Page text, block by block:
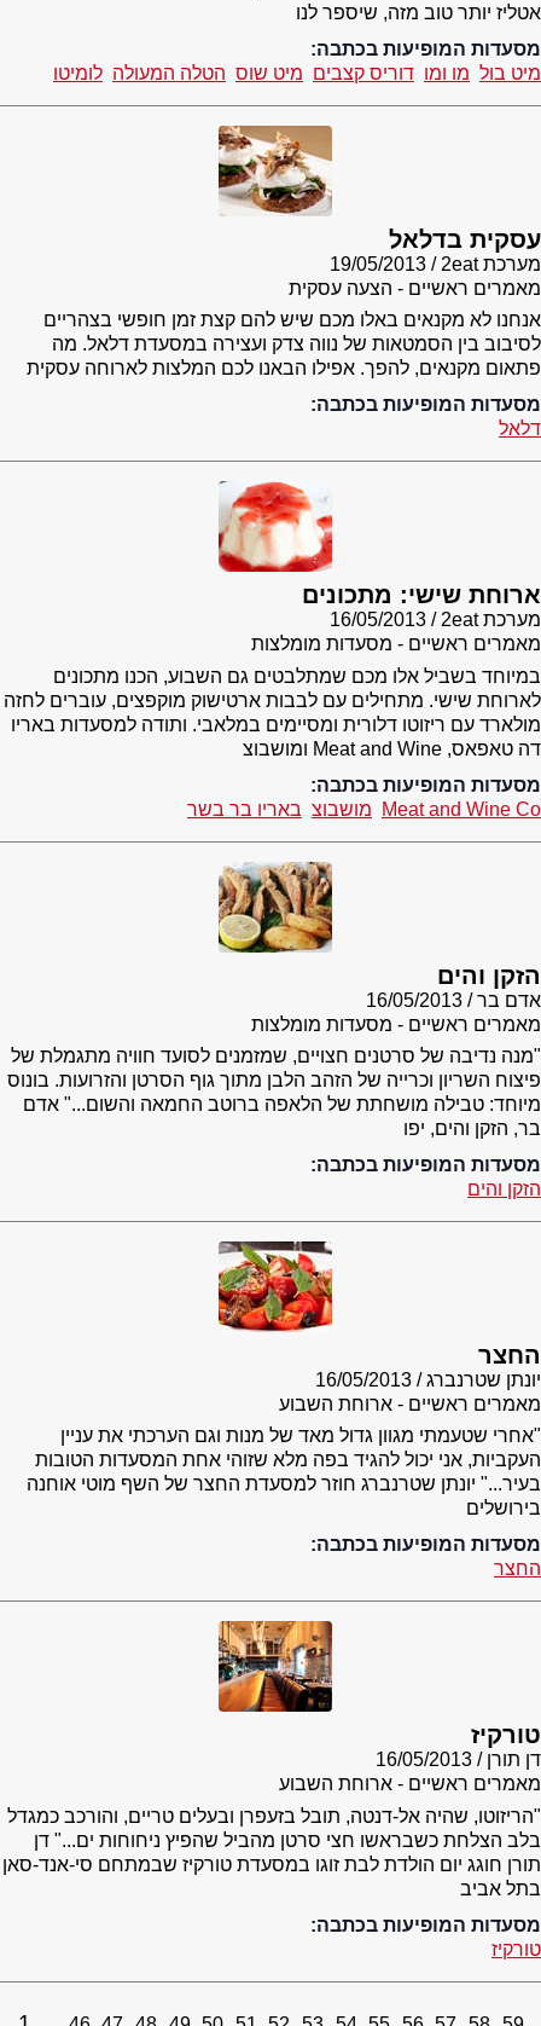
אטליז יותר טוב מזה, שיספר לנו
מסעדות המופיעות בכתבה:
מיט בול מו ומו דוריס קצבים מיט שוס הטלה המעולה לומיטו
עסקית בדלאל
מערכת 2eat
19/05/2013
מאמרים ראשיים - הצעה עסקית
אנחנו לא מקנאים באלו מכם שיש להם קצת זמן חופשי בצהריים
לסיבוב בין הסמטאות של נווה צדק ועצירה במסעדת דלאל. מה
פתאום מקנאים, להפך. אפילו הבאנו לכם המלצות לארוחה עסקית
מסעדות המופיעות בכתבה:
דלאל
ארוחת שישי: מתכונים
מערכת 2eat
16/05/2013
מאמרים ראשיים - מסעדות מומלצות
במיוחד בשביל אלו מכם שמתלבטים גם השבוע, הכנו מתכונים
לארוחת שישי. מתחילים עם לבבות ארטישוק מוקפצים, עוברים לחזה
מולארד עם ריזוטו דלורית ומסיימים במלאבי. ותודה למסעדות באריו
דה טאפאס, Meat and Wine ומושבוצ
מסעדות המופיעות בכתבה:
Meat and Wine Co
מושבוצ באריו בר בשר
הזקן והים
אדם בר
16/05/2013
מאמרים ראשיים - מסעדות מומלצות
"מנה נדיבה של סרטנים חצויים, שמזמנים לסועד חוויה מתגמלת של
פיצוח השריון וכרייה של הזהב הלבן מתוך גוף הסרטן והזרועות. בונוס
מיוחד: טבילה מושחתת של הלאפה ברוטב החמאה והשום..." אדם
בר, הזקן והים, יפו
מסעדות המופיעות בכתבה:
הזקן והים
החצר
יונתן שטרנברג
16/05/2013
מאמרים ראשיים - ארוחת השבוע
"אחרי שטעמתי מגוון גדול מאד של מנות וגם הערכתי את עניין
העקביות, אני יכול להגיד בפה מלא שזוהי אחת המסעדות הטובות
בעיר..." יונתן שטרנברג חוזר למסעדת החצר של השף מוטי אוחנה
בירושלים
מסעדות המופיעות בכתבה:
החצר
טורקיז
דן תורן
16/05/2013
מאמרים ראשיים - ארוחת השבוע
"הריזוטו, שהיה אל-דנטה, תובל בזעפרן ובעלים טריים, והורכב כמגדל
בלב הצלחת כשבראשו חצי סרטן מהביל שהפיץ ניחוחות ים..." דן
תורן חוגג יום הולדת לבת זוגו במסעדת טורקיז שבמתחם סי-אנד-סאן
בתל אביב
מסעדות המופיעות בכתבה:
טורקיז